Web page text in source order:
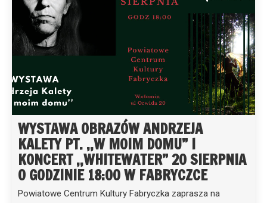
WYSTAWA OBRAZÓW ANDRZEJA
KALETY PT. ,,W MOIM DOMU” I
KONCERT ,,WHITEWATER” 20 SIERPNIA
O GODZINIE 18:00 W FABRYCZCE
Powiatowe Centrum Kultury Fabryczka zaprasza na